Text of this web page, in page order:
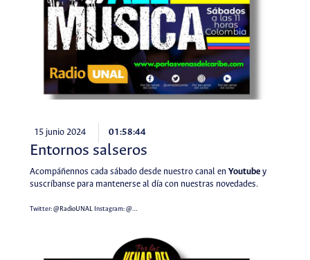
15 junio 2024 01:58:44
Entornos salseros
Acompáñennos cada sábado desde nuestro canal en Youtubey
suscríbanse para mantenerse al día con nuestras novedades.
Twitter:@RadioUNALInstagram:@…